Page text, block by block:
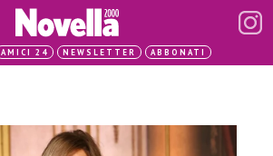
AMICI 24 NEWSLETTER ABBONATI